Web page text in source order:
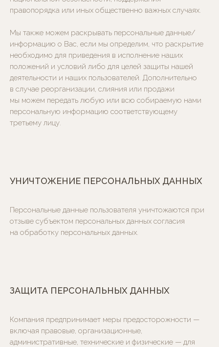
правопорядка или иных общественно важных случаях.
Мы также можем раскрывать персональные данные/
информацию о Вас, если мы определим, что раскрытие
необходимо для приведения в исполнение наших
положений и условий либо для целей защиты нашей
деятельности и наших пользователей. Дополнительно
в случае реорганизации, слияния или продажи
мы можем передать любую или всю собираемую нами
персональную информацию соответствующему
третьему лицу.
УНИЧТОЖЕНИЕ ПЕРСОНАЛЬНЫХ ДАННЫХ
Персональные данные пользователя уничтожаются при
отзыве субъектом персональных данных согласия
на обработку персональных данных.
ЗАЩИТА ПЕРСОНАЛЬНЫХ ДАННЫХ
Компания предпринимает меры предосторожности —
включая правовые, организационные,
административные, технические и физические — для